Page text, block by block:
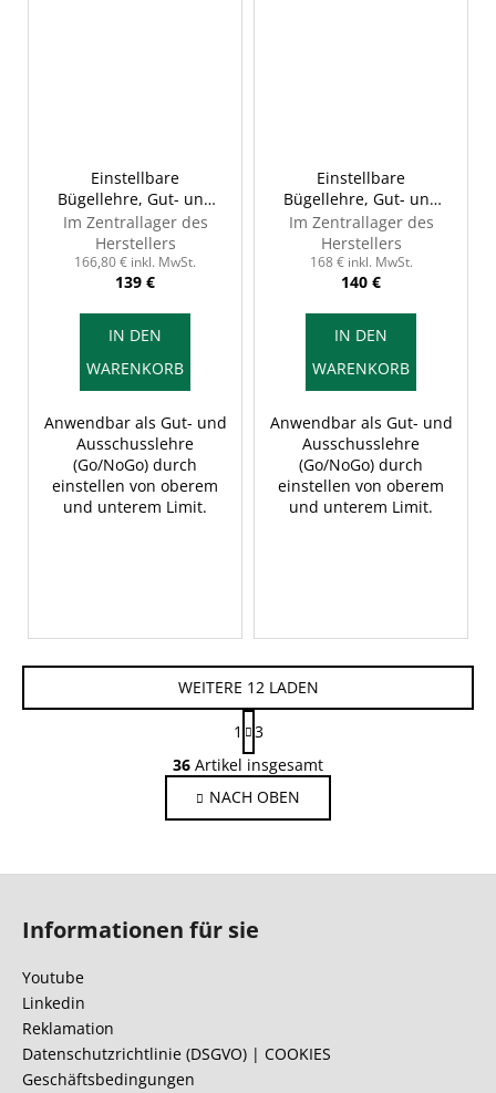
Einstellbare
Bügellehre, Gut- und
Ausschusseite, 63-70
mm, INSIZE 2187-70
Im Zentrallager des
Herstellers
166,80 € inkl. MwSt.
139 €
IN DEN
WARENKORB
Anwendbar als Gut- und
Ausschusslehre
(Go/NoGo) durch
einstellen von oberem
und unterem Limit.
Einstellbare
Bügellehre, Gut- und
Ausschusseite, 70-76
mm, INSIZE 2187-76
Im Zentrallager des
Herstellers
168 € inkl. MwSt.
140 €
IN DEN
WARENKORB
Anwendbar als Gut- und
Ausschusslehre
(Go/NoGo) durch
einstellen von oberem
und unterem Limit.
S
t
e
u
r
l
e
t
e
WEITERE 12 LADEN
P
a
g
i
n
i
g
1
3
36 Artikel insgesamt
NACH OBEN
Informationen für sie
Youtube
Linkedin
Reklamation
Datenschutzrichtlinie (DSGVO) | COOKIES
Geschäftsbedingungen